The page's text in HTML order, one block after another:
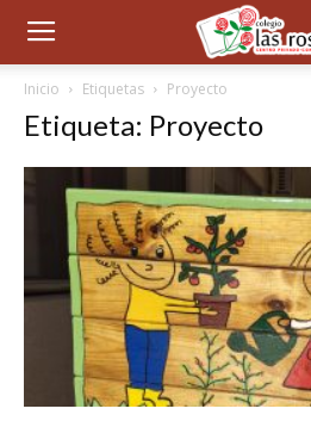
Inicio Etiquetas Proyecto
Etiqueta: Proyecto